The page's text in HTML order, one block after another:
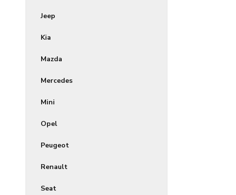
Jeep
Kia
Mazda
Mercedes
Mini
Opel
Peugeot
Renault
Seat